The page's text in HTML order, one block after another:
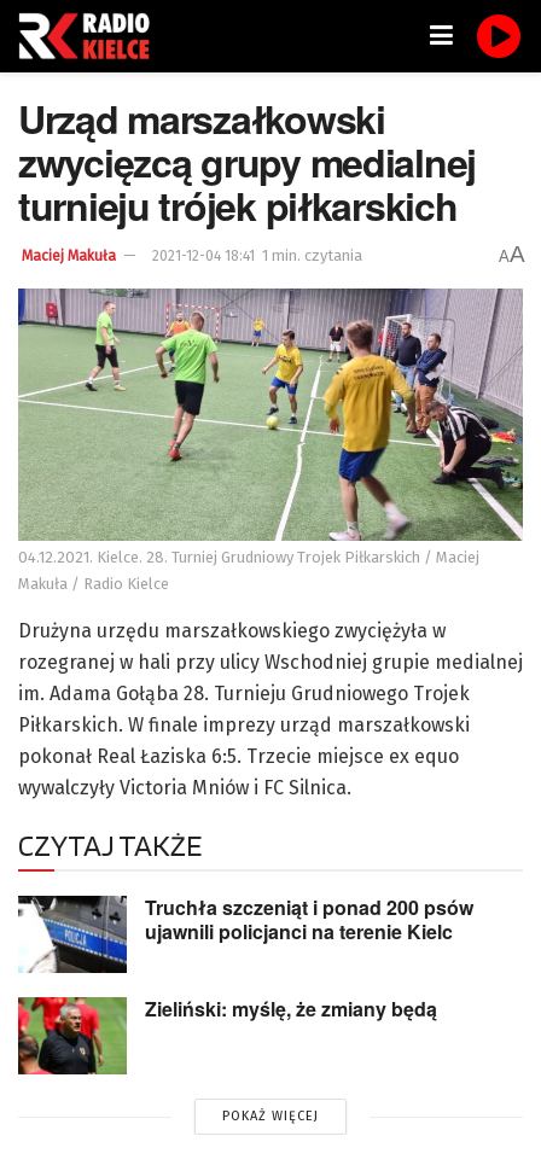
Urząd marszałkowski
zwycięzcą grupy medialnej
turnieju trójek piłkarskich
Maciej Makuła 2021-12-04 18:41 1 min. czytania AA
04.12.2021. Kielce. 28. Turniej Grudniowy Trojek Piłkarskich / Maciej
Makuła / Radio Kielce
Drużyna urzędu marszałkowskiego zwyciężyła w
rozegranej w hali przy ulicy Wschodniej grupie medialnej
im. Adama Gołąba 28. Turnieju Grudniowego Trojek
Piłkarskich. W finale imprezy urząd marszałkowski
pokonał Real Łaziska 6:5. Trzecie miejsce ex equo
wywalczyły Victoria Mniów i FC Silnica.
CZYTAJ TAKŻE
Truchła szczeniąt i ponad 200 psów
ujawnili policjanci na terenie Kielc
Zieliński: myślę, że zmiany będą
POKAŻ WIĘCEJ